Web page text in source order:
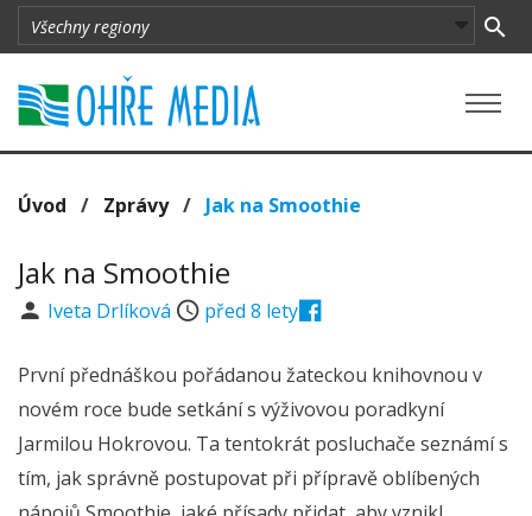
Úvod / Zprávy/ Jak na Smoothie
Jak na Smoothie
Iveta Drlíková před 8 lety
První přednáškou pořádanou žateckou knihovnou v
novém roce bude setkání s výživovou poradkyní
Jarmilou Hokrovou. Ta tentokrát posluchače seznámí s
tím, jak správně postupovat při přípravě oblíbených